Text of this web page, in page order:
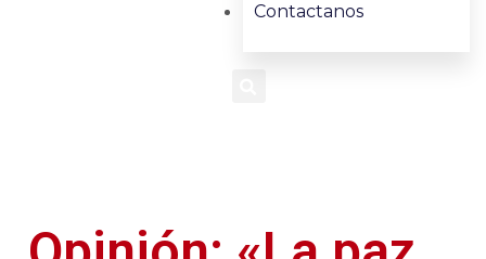
Contactanos